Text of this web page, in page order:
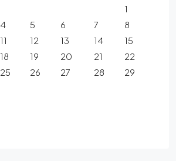
1
4 5 6 7
8
11 12 13 14
15
18 19 20 21
22
25 26 27 28
29